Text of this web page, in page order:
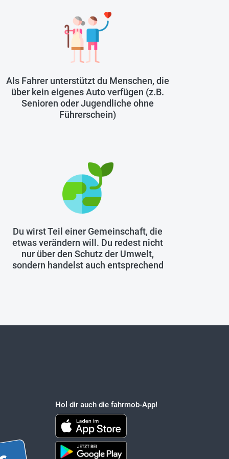
Als Fahrer unterstützt du Menschen, die
über kein eigenes Auto verfügen (z.B.
Senioren oder Jugendliche ohne
Führerschein)
Du wirst Teil einer Gemeinschaft, die
etwas verändern will. Du redest nicht
nur über den Schutz der Umwelt,
sondern handelst auch entsprechend
Hol dir auch die fahrmob-App!